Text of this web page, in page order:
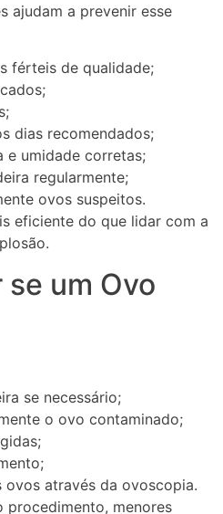
ajudam a prevenir esse
férteis de qualidade;
dias recomendados;
e umidade corretas;
regularmente;
ovos suspeitos.
eficiente do que lidar com a
se um Ovo
se necessário;
o ovo contaminado;
ovos através da ovoscopia.
procedimento, menores